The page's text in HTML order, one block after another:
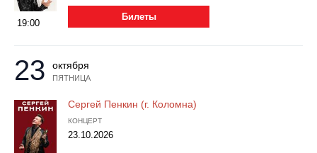
Металл
19:00
Билеты
23 ПЯТНИЦА
октября
Сергей Пенкин (г. Коломна)
КОНЦЕРТ
23.10.2026